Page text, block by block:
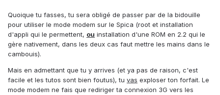
Quoique tu fasses, tu sera obligé de passer par de la bidouille
pour utiliser le mode modem sur le Spica (root et installation
d'appli qui le permettent, ou installation d'une ROM en 2.2 qui le
gère nativement, dans les deux cas faut mettre les mains dans le
cambouis).
Mais en admettant que tu y arrives (et ya pas de raison, c'est
facile et les tutos sont bien foutus), tu vas exploser ton forfait. Le
mode modem ne fais que rediriger ta connexion 3G vers les